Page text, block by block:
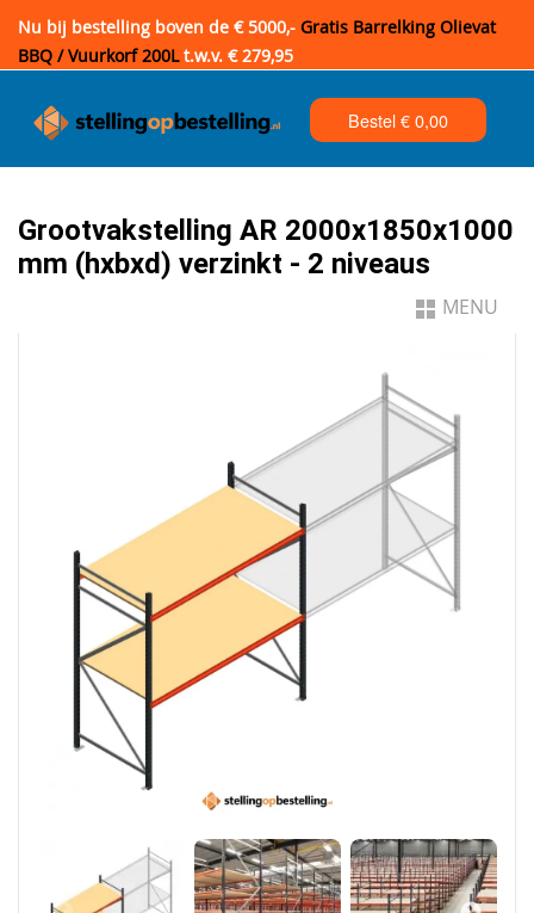
Nu bij bestelling boven de € 5000,- Gratis Barrelking Olievat
BBQ / Vuurkorf 200Lt.w.v. € 279,95
Bestel €0,00
Grootvakstelling AR 2000x1850x1000
mm (hxbxd) verzinkt - 2 niveaus
MENU